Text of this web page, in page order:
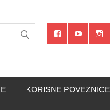
KORISNE POVEZNICE